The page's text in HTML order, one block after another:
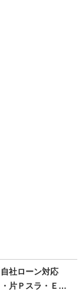
社ローン対応
片Ｐスラ・ＥＴ
ド